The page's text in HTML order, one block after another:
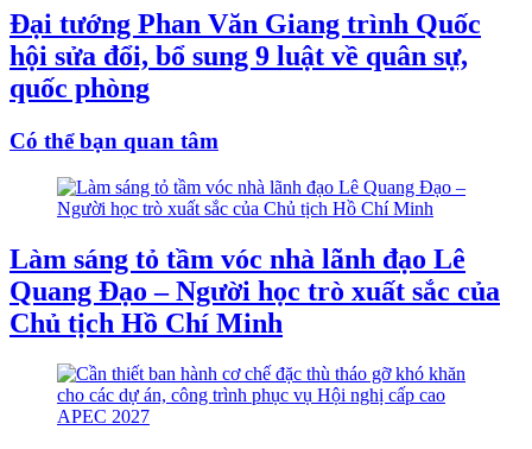
Đại tướng Phan Văn Giang trình Quốc
hội sửa đổi, bổ sung 9 luật về quân sự,
quốc phòng
Có thể bạn quan tâm
Làm sáng tỏ tầm vóc nhà lãnh đạo Lê
Quang Đạo – Người học trò xuất sắc của
Chủ tịch Hồ Chí Minh